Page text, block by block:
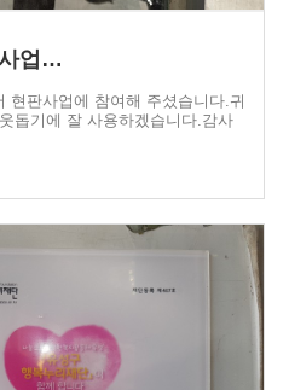
업…
현판사업에 참여해 주셨습니다.귀
돕기에 잘 사용하겠습니다.감사